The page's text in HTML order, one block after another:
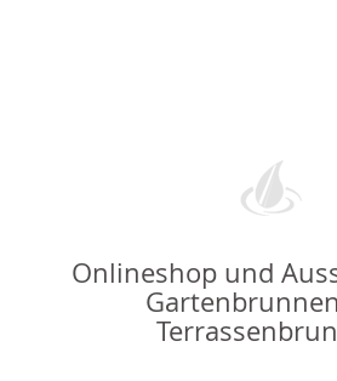
Onlineshop und